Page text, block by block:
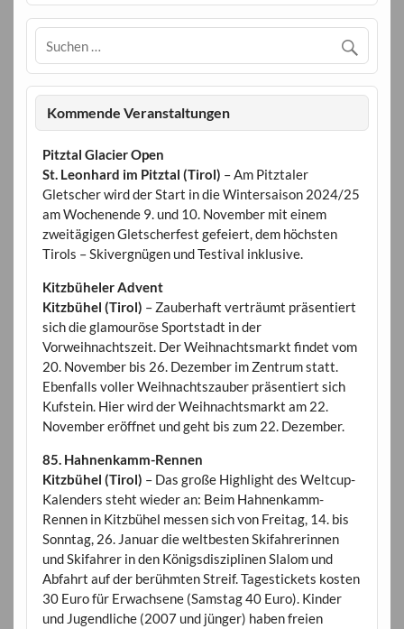
Kommende Veranstaltungen
Pitztal Glacier Open
St. Leonhard im Pitztal (Tirol) – Am Pitztaler
Gletscher wird der Start in die Wintersaison 2024/25
am Wochenende 9. und 10. November mit einem
zweitägigen Gletscherfest gefeiert, dem höchsten
Tirols – Skivergnügen und Testival inklusive.
Kitzbüheler Advent
Kitzbühel (Tirol) – Zauberhaft verträumt präsentiert
sich die glamouröse Sportstadt in der
Vorweihnachtszeit. Der Weihnachtsmarkt findet vom
20. November bis 26. Dezember im Zentrum statt.
Ebenfalls voller Weihnachtszauber präsentiert sich
Kufstein. Hier wird der Weihnachtsmarkt am 22.
November eröffnet und geht bis zum 22. Dezember.
85. Hahnenkamm-Rennen
Kitzbühel (Tirol) – Das große Highlight des Weltcup-
Kalenders steht wieder an: Beim Hahnenkamm-
Rennen in Kitzbühel messen sich von Freitag, 14. bis
Sonntag, 26. Januar die weltbesten Skifahrerinnen
und Skifahrer in den Königsdisziplinen Slalom und
Abfahrt auf der berühmten Streif. Tagestickets kosten
30 Euro für Erwachsene (Samstag 40 Euro). Kinder
und Jugendliche (2007 und jünger) haben freien